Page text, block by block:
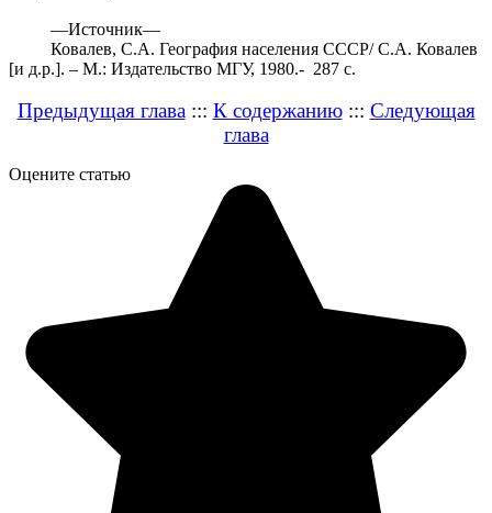
—Источник—
Ковалев, С.А. География населения СССР/ С.А. Ковалев
[и д.р.]. – М.: Издательство МГУ, 1980.- 287 с.
Предыдущая глава::: К содержанию::: Следующая
глава
Оцените статью